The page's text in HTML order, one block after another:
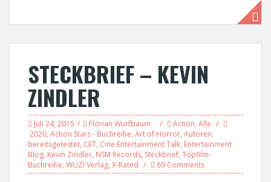
STECKBRIEF – KEVIN
ZINDLER
Juli 24, 2015 Florian Wurfbaum Action, Alle
2020, Action Stars - Buchreihe, Art of Horror, Autoren,
bereitsgetestet, CET, Cine Entertainment Talk, Entertainment
Blog, Kevin Zindler, NSM Records, Steckbrief, Topfilm-
Buchreihe, WUZI Verlag, X-Rated 69 Comments